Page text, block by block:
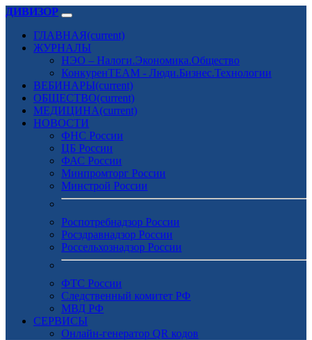
ДИВИЗОР
ГЛАВНАЯ(current)
ЖУРНАЛЫ
НЭО – Налоги.Экономика.Общество
КонкуренTEAM - Люди.Бизнес.Технологии
ВЕБИНАРЫ(current)
ОБЩЕСТВО(current)
МЕДИЦИНА(current)
НОВОСТИ
ФНС России
ЦБ России
ФАС России
Минпромторг России
Минстрой России
Роспотребнадзор России
Росздравнадзор России
Россельхознадзор России
ФТС России
Следственный комитет РФ
МВД РФ
СЕРВИСЫ
Онлайн-генератор QR кодов